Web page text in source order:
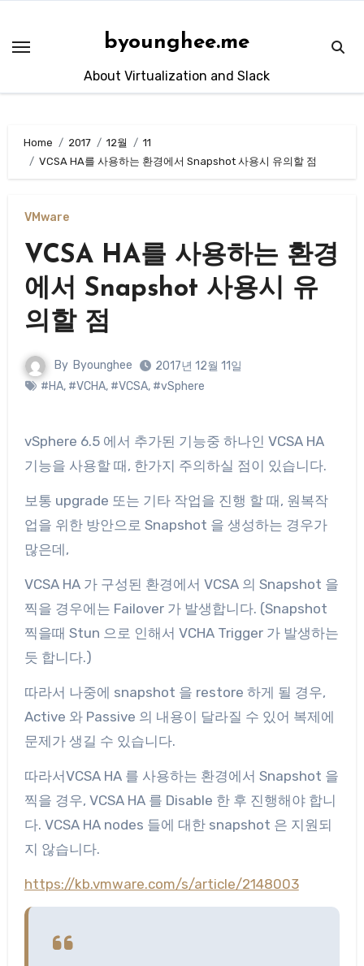
content
byounghee.me
About Virtualization and Slack
Home 2017 12월
11
VCSA HA를 사용하는 환경에서 Snapshot 사용시 유의할 점
VMware
VCSA HA를 사용하는 환경
에서 Snapshot 사용시 유
의할 점
By Byounghee
2017년 12월 11일
#HA, #VCHA, #VCSA, #vSphere
vSphere 6.5 에서 추가된 기능중 하나인 VCSA HA
기능을 사용할 때, 한가지 주의하실 점이 있습니다.
보통 upgrade 또는 기타 작업을 진행 할 때, 원복작
업을 위한 방안으로 Snapshot 을 생성하는 경우가
많은데,
VCSA HA 가 구성된 환경에서 VCSA 의 Snapshot 을
찍을 경우에는 Failover 가 발생합니다. (Snapshot
찍을때 Stun 으로 인해서 VCHA Trigger 가 발생하는
듯 합니다.)
따라서 나중에 snapshot 을 restore 하게 될 경우,
Active 와 Passive 의 내용이 달라질 수 있어 복제에
문제가 생길 수 있습니다.
따라서VCSA HA 를 사용하는 환경에서 Snapshot 을
찍을 경우, VCSA HA 를 Disable 한 후 진행해야 합니
다. VCSA HA nodes 들에 대한 snapshot 은 지원되
지 않습니다.
https://kb.vmware.com/s/article/2148003